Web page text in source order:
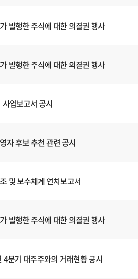
발행한 주식에 대한 의결권 행사
발행한 주식에 대한 의결권 행사
업보고서 공시
자 후보 추천 관련 공시
및 보수체계 연차보고서
발행한 주식에 대한 의결권 행사
4분기 대주주와의 거래현황 공시